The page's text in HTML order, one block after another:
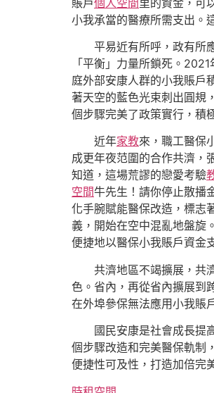
小我承當的醫療所需支出。
平易近有所呼，政有所
「平衡」力量所鎖死。
庭外部安康人群的小我賬戶
著天空的藍色光束刺出圓規
個步驟完美了政策實行，積
近年家教來，職工醫保
成更年夜范圍的合作共濟，
知道，這場荒謬的戀愛考驗
空間牛先生！請你停止散播
化手腕賦能醫保改造，標志
義，開始在空中混亂地盤旋
便捷地以醫保小我賬戶資金
共濟地區不竭擴展，共
色。省內，再從省內擴展到
在外埠參保無法應用小我賬
國民安康是社會成長提
個步驟改造和完美醫保軌制
便捷性可及性，打造加倍完